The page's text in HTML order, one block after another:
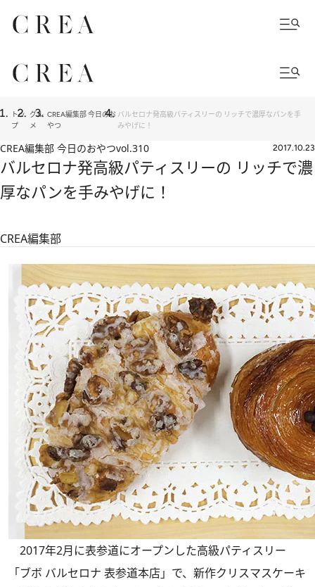
トッ
プ
グル
メ
CREA編集部 今日のお
やつ
バルセロナ発高級パティスリーの リッチで濃厚なパンを手
みやげに！
CREA編集部 今日のおやつvol.310 2017.10.23
バルセロナ発高級パティスリーの リッチで濃
厚なパンを手みやげに！
CREA編集部
2017年2月に表参道にオープンした高級パティスリー
「ブボ バルセロナ 表参道本店」で、新作クリスマスケーキ